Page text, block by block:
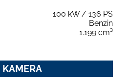
100 kW / 136 PS
Benzin
1.199 cm³